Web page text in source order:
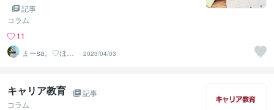
記事
コラム
11
まーsa。♡ほの
ぼのブログ毎日
配信♡
2023/04/03
キャリア教育
記事
コラム